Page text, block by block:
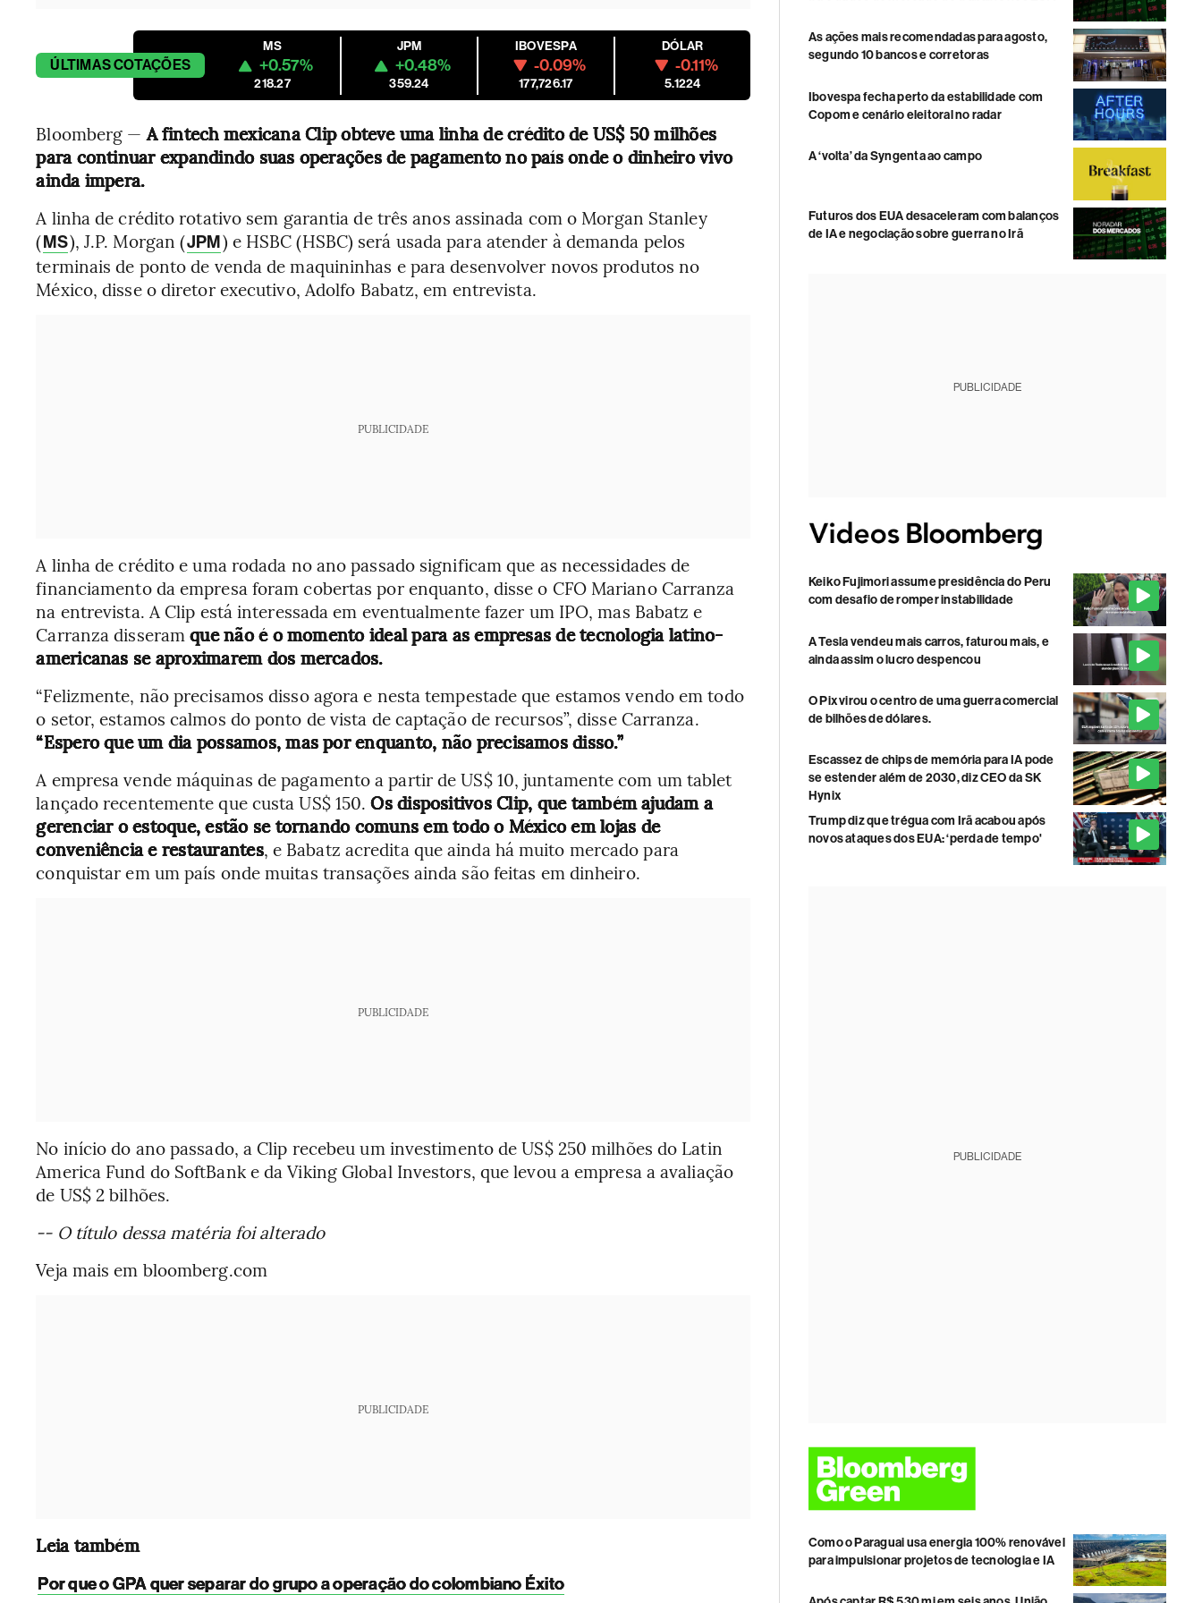
ÚLTIMASCOTAÇÕES
MS
+0.57%
218.27
JPM
+0.48%
359.24
IBOVESPA
-0.09%
177,726.17
DÓLAR
-0.11%
5.1224
Bloomberg —A fintech mexicana Clip obteve uma linha de crédito de US$ 50 milhões
para continuar expandindo suas operações de pagamento no país onde o dinheiro vivo
ainda impera.
A linha de crédito rotativo sem garantia de três anos assinada com o Morgan Stanley
(MS), J.P. Morgan (JPM) e HSBC (HSBC) será usada para atender à demanda pelos
terminais de ponto de venda de maquininhas e para desenvolver novos produtos no
México, disse o diretor executivo, Adolfo Babatz, em entrevista.
PUBLICIDADE
A linha de crédito e uma rodada no ano passado significam que as necessidades de
financiamento da empresa foram cobertas por enquanto, disse o CFO Mariano Carranza
na entrevista. A Clip está interessada em eventualmente fazer um IPO, mas Babatz e
Carranza disseramque não é o momento ideal para as empresas de tecnologia latino-
americanas se aproximarem dos mercados.
“Felizmente, não precisamos disso agora e nesta tempestade que estamos vendo em todo
o setor, estamos calmos do ponto de vista de captação de recursos”, disse Carranza.
“Espero que um dia possamos, mas por enquanto, não precisamos disso.”
A empresa vende máquinas de pagamento a partir de US$ 10, juntamente com um tablet
lançado recentemente que custa US$ 150.Os dispositivos Clip, que também ajudam a
gerenciar o estoque, estão se tornando comuns em todo o México em lojas de
conveniência e restaurantes, e Babatz acredita que ainda há muito mercado para
conquistar em um país onde muitas transações ainda são feitas em dinheiro.
PUBLICIDADE
No início do ano passado, a Clip recebeu um investimento de US$ 250 milhões do Latin
America Fund do SoftBank e da Viking Global Investors, que levou a empresa a avaliação
de US$ 2 bilhões.
-- O título dessa matéria foi alterado
Veja mais em bloomberg.com
PUBLICIDADE
Leia também
Por que o GPA quer separar do grupo a operação do colombiano Éxito
As ações mais recomendadas para agosto,
segundo 10 bancos e corretoras
Ibovespa fecha perto da estabilidade com
Copom e cenário eleitoral no radar
A ‘volta’ da Syngenta ao campo
Futuros dos EUA desaceleram com balanços
de IA e negociação sobre guerra no Irã
PUBLICIDADE
Keiko Fujimori assume presidência do Peru
com desafio de romper instabilidade
A Tesla vendeu mais carros, faturou mais, e
ainda assim o lucro despencou
O Pix virou o centro de uma guerra comercial
de bilhões de dólares.
Escassez de chips de memória para IA pode
se estender além de 2030, diz CEO da SK
Hynix
Trump diz que trégua com Irã acabou após
novos ataques dos EUA: ‘perda de tempo'
PUBLICIDADE
Como o Paraguai usa energia 100% renovável
para impulsionar projetos de tecnologia e IA